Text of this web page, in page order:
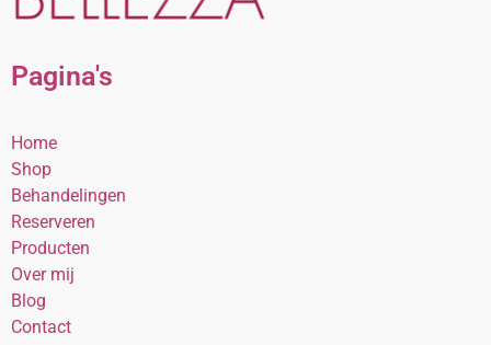
Pagina's
Home
Shop
Behandelingen
Reserveren
Producten
Over mij
Blog
Contact